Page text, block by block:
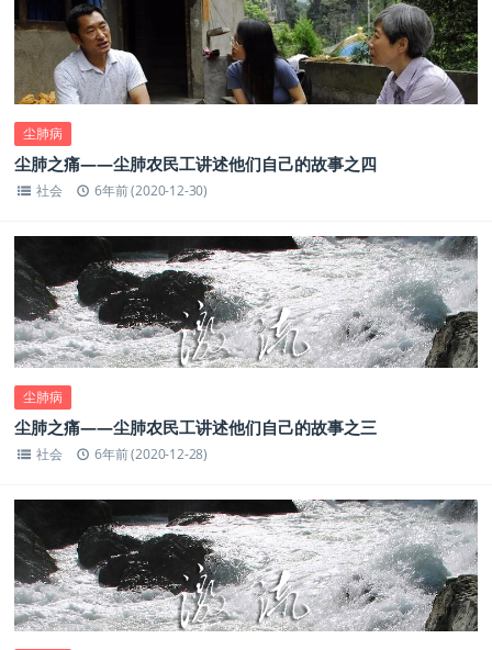
尘肺病
尘肺之痛——尘肺农民工讲述他们自己的故事之四
社会 6年前 (2020-12-30)
尘肺病
尘肺之痛——尘肺农民工讲述他们自己的故事之三
社会 6年前 (2020-12-28)